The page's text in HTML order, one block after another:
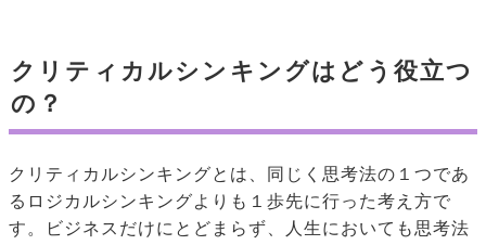
クリティカルシンキングはどう役立つ
の？
クリティカルシンキングとは、同じく思考法の１つであ
るロジカルシンキングよりも１歩先に行った考え方で
す。ビジネスだけにとどまらず、人生においても思考法